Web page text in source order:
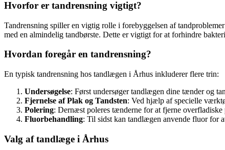
Hvorfor er tandrensning vigtigt?
Tandrensning spiller en vigtig rolle i forebyggelsen af
med en almindelig tandbørste. Dette er vigtigt for at forhindre
Hvordan foregår en tandrensning?
En typisk tandrensning hos tandlægen i Århus inkluderer flere trin:
Undersøgelse: Først undersøger tandlægen dine tænder og
Fjernelse af Plak og Tandsten: Ved hjælp af specielle
Polering: Dernæst poleres tænderne for at fjerne overfladiske
Fluorbehandling: Til sidst kan tandlægen anvende fluor for
Valg af tandlæge i Århus